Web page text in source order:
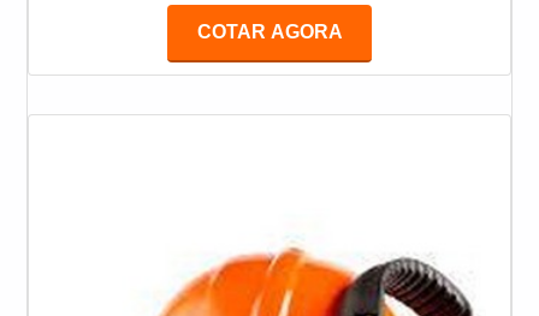
EM DIVERSOS EQUIPAMENTOSA Norma
COTAR AGORA